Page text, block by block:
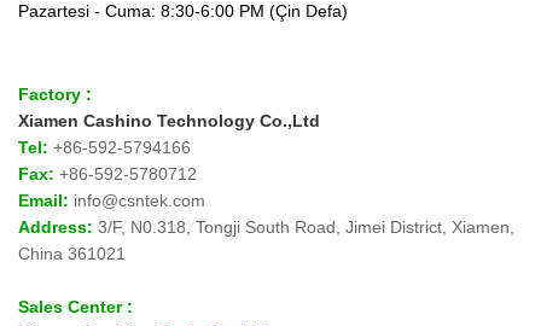
Pazartesi - Cuma: 8:30-6:00 PM (Çin Defa)
Factory :
Xiamen Cashino Technology Co.,Ltd
Tel: +86-592-5794166
Fax: +86-592-5780712
Email: info@csntek.com
Address: 3/F, N0.318, Tongji South Road, Jimei District, Xiamen,
China 361021
Sales Center :